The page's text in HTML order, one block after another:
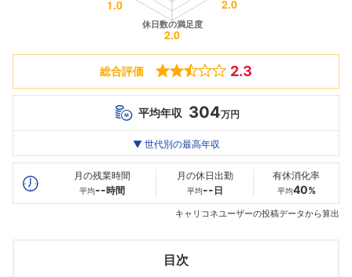
総合評価 2.3
平均年収 304万円
最高年収
20代
--万
30代
--万
--万
▼ 世代別の最高年収
月の残業時間
平均--時間
月の休日出勤
平均-- 日
有休消化率
平均40%
キャリコネユーザーの投稿データから算出
目次